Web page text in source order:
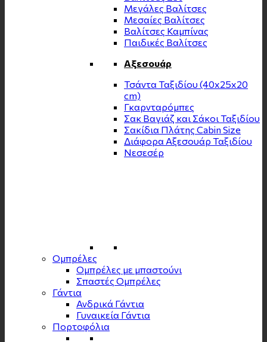
Μεγάλες Βαλίτσες
Μεσαίες Βαλίτσες
Βαλίτσες Καμπίνας
Παιδικές Βαλίτσες
Αξεσουάρ
Τσάντα Ταξιδίου (40x25x20
cm)
Γκαρνταρόμπες
Σακ Βαγιάζ και Σάκοι Ταξιδίου
Σακίδια Πλάτης Cabin Size
Διάφορα Αξεσουάρ Ταξιδίου
Νεσεσέρ
Ομπρέλες
Ομπρέλες με μπαστούνι
Σπαστές Ομπρέλες
Γάντια
Ανδρικά Γάντια
Γυναικεία Γάντια
Πορτοφόλια